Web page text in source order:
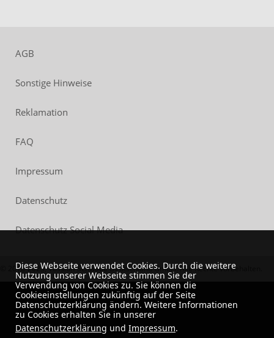
AGB
Sonstige Hinweise
Reklamation
FAQ
Impressum
Datenschutz
Datenschutz Social Media
© 2018-2023, Vossloh-Schwabe Deutschland GmbH. Alle Rechte vorbehalten.
Diese Webseite verwendet Cookies. Durch die weitere
Nutzung unserer Webseite stimmen Sie der
Verwendung von Cookies zu. Sie können die
Cookieeinstellungen zukünftig auf der Seite
Datenschutzerklärung ändern. Weitere Informationen
zu Cookies erhalten Sie in unserer
Datenschutzerklärung und Impressum.